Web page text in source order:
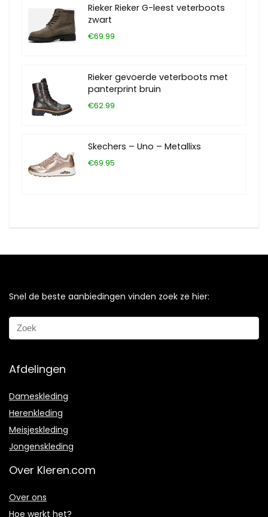
Rieker Rieker G-leest veterboots
zwart
€69.99
Rieker gevoerde veterboots met
panterprint bruin
€62.99
Skechers – Uno – Metallixs
€69.95
Snel de beste aanbiedingen vinden zoek ze hier:
Afdelingen
Dameskleding
Herenkleding
Meisjeskleding
Jongenskleding
Over Kleren.com
Over ons
Hoe werkt het?